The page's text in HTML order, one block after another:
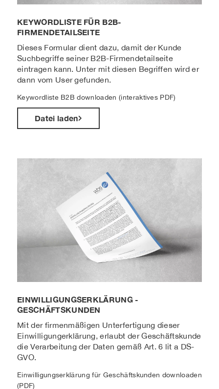
KEYWORDLISTE FÜR B2B-
FIRMENDETAILSEITE
Dieses Formular dient dazu, damit der Kunde
Suchbegriffe seiner B2B-Firmendetailseite
eintragen kann. Unter mit diesen Begriffen wird er
dann vom User gefunden.
Keywordliste B2B downloaden (interaktives PDF)
Datei laden
EINWILLIGUNGSERKLÄRUNG -
GESCHÄFTSKUNDEN
Mit der firmenmäßigen Unterfertigung dieser
Einwilligungerklärung, erlaubt der Geschäftskunde
die Verarbeitung der Daten gemäß Art. 6 lit a DS-
GVO.
Einwilligungserklärung für Geschäftskunden downloaden
(PDF)